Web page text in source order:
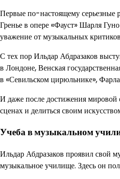
Первые по-настоящему серьезные
Гренье в опере «Фауст» Шарля
уважение от музыкальных
С тех пор Ильдар Абдразаков
в Лондоне, Венская
в «Севильском цирюльнике»,
И даже после достижения мировой
сценах и делиться своим
Учеба в музыкальном
Ильдар Абдразаков проявил свой
музыкальное училище. Здесь он